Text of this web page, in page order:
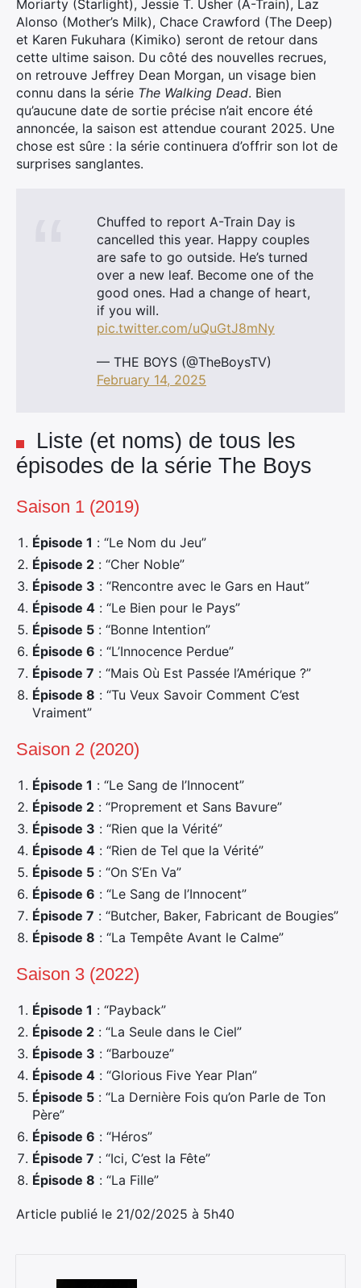
Moriarty (Starlight), Jessie T. Usher (A-Train), Laz
Alonso (Mother’s Milk), Chace Crawford (The Deep)
et Karen Fukuhara (Kimiko) seront de retour dans
cette ultime saison. Du côté des nouvelles recrues,
on retrouve Jeffrey Dean Morgan, un visage bien
connu dans la série The Walking Dead. Bien
qu’aucune date de sortie précise n’ait encore été
annoncée, la saison est attendue courant 2025. Une
chose est sûre : la série continuera d’offrir son lot de
surprises sanglantes.
Chuffed to report A-Train Day is
cancelled this year. Happy couples
are safe to go outside. He’s turned
over a new leaf. Become one of the
good ones. Had a change of heart,
if you will.
pic.twitter.com/uQuGtJ8mNy
— THE BOYS (@TheBoysTV)
February 14, 2025
Liste (et noms) de tous les
épisodes de la série The Boys
Saison 1 (2019)
Épisode 1 : “Le Nom du Jeu”
Épisode 2 : “Cher Noble”
Épisode 3 : “Rencontre avec le Gars en Haut”
Épisode 4 : “Le Bien pour le Pays”
Épisode 5 : “Bonne Intention”
Épisode 6 : “L’Innocence Perdue”
Épisode 7 : “Mais Où Est Passée l’Amérique ?”
Épisode 8 : “Tu Veux Savoir Comment C’est
Vraiment”
Saison 2 (2020)
Épisode 1 : “Le Sang de l’Innocent”
Épisode 2 : “Proprement et Sans Bavure”
Épisode 3 : “Rien que la Vérité”
Épisode 4 : “Rien de Tel que la Vérité”
Épisode 5 : “On S’En Va”
Épisode 6 : “Le Sang de l’Innocent”
Épisode 7 : “Butcher, Baker, Fabricant de Bougies”
Épisode 8 : “La Tempête Avant le Calme”
Saison 3 (2022)
Épisode 1 : “Payback”
Épisode 2 : “La Seule dans le Ciel”
Épisode 3 : “Barbouze”
Épisode 4 : “Glorious Five Year Plan”
Épisode 5 : “La Dernière Fois qu’on Parle de Ton
Père”
Épisode 6 : “Héros”
Épisode 7 : “Ici, C’est la Fête”
Épisode 8 : “La Fille”
Article publié le 21/02/2025 à 5h40
Rechercher